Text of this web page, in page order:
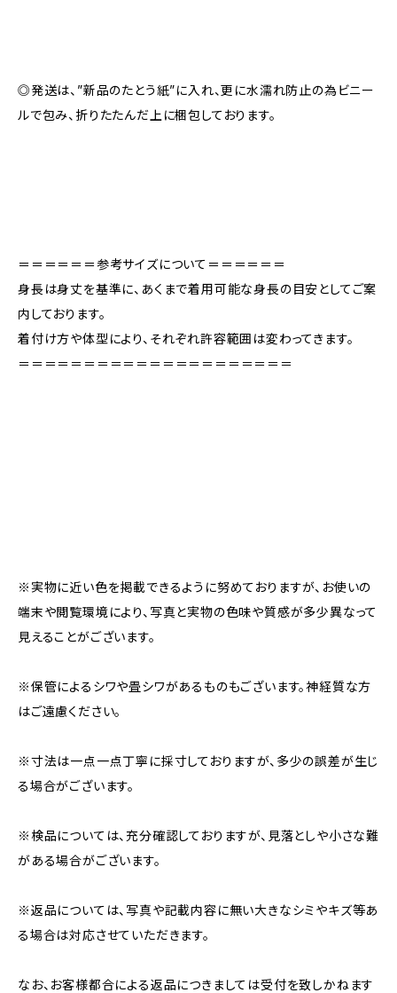
◎発送は、”新品のたとう紙”に入れ、更に水濡れ防止の為ビニー
ルで包み、折りたたんだ上に梱包しております。
＝＝＝＝＝＝参考サイズについて＝＝＝＝＝＝
身長は身丈を基準に、あくまで着用可能な身長の目安としてご案
内しております。
着付け方や体型により、それぞれ許容範囲は変わってきます。
＝＝＝＝＝＝＝＝＝＝＝＝＝＝＝＝＝＝＝＝＝
※実物に近い色を掲載できるように努めておりますが、お使いの
端末や閲覧環境により、写真と実物の色味や質感が多少異なって
見えることがございます。
※保管によるシワや畳シワがあるものもございます。神経質な方
はご遠慮ください。
※寸法は一点一点丁寧に採寸しておりますが、多少の誤差が生じ
る場合がございます。
※検品については、充分確認しておりますが、見落としや小さな難
がある場合がございます。
※返品については、写真や記載内容に無い大きなシミやキズ等あ
る場合は対応させていただきます。
なお、お客様都合による返品につきましては受付を致しかねます